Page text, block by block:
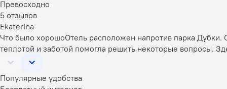
Превосходно
5 отзывов
Ekaterina
Что было хорошоОтель расположен напротив парка Дубки.
теплотой и заботой помогла решить некоторые вопросы.
Популярные удобства